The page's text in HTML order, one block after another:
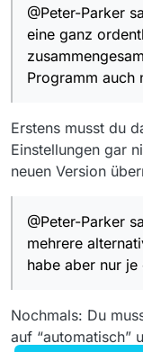
@Peter-Parker
eine ganz
Programm auch
Erstens musst du
Einstellungen gar
neuen Version
@Peter-Parker
mehrere
habe aber nur
Nochmals: Du
auf “automatisch”